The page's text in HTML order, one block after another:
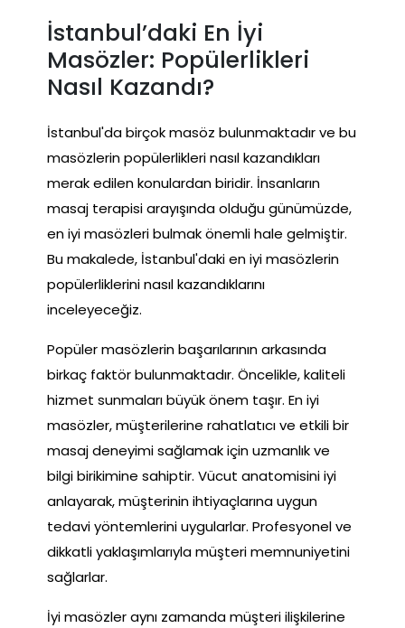
İstanbul’daki En İyi
Masözler: Popülerlikleri
Nasıl Kazandı?
İstanbul'da birçok masöz bulunmaktadır ve bu
masözlerin popülerlikleri nasıl kazandıkları
merak edilen konulardan biridir. İnsanların
masaj terapisi arayışında olduğu günümüzde,
en iyi masözleri bulmak önemli hale gelmiştir.
Bu makalede, İstanbul'daki en iyi masözlerin
popülerliklerini nasıl kazandıklarını
inceleyeceğiz.
Popüler masözlerin başarılarının arkasında
birkaç faktör bulunmaktadır. Öncelikle, kaliteli
hizmet sunmaları büyük önem taşır. En iyi
masözler, müşterilerine rahatlatıcı ve etkili bir
masaj deneyimi sağlamak için uzmanlık ve
bilgi birikimine sahiptir. Vücut anatomisini iyi
anlayarak, müşterinin ihtiyaçlarına uygun
tedavi yöntemlerini uygularlar. Profesyonel ve
dikkatli yaklaşımlarıyla müşteri memnuniyetini
sağlarlar.
İyi masözler aynı zamanda müşteri ilişkilerine